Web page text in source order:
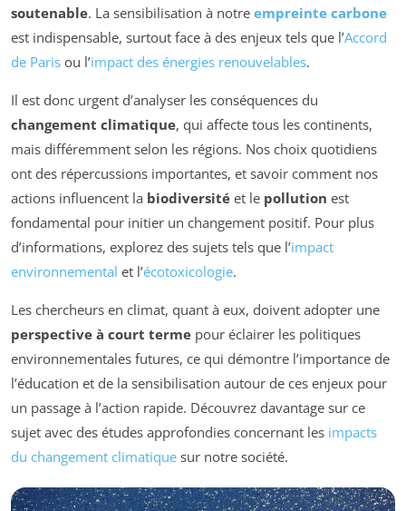
soutenable. La sensibilisation à notre empreinte carbone
est indispensable, surtout face à des enjeux tels que l’Accord
de Paris ou l’impact des énergies renouvelables.
Il est donc urgent d’analyser les conséquences du
changement climatique, qui affecte tous les continents,
mais différemment selon les régions. Nos choix quotidiens
ont des répercussions importantes, et savoir comment nos
actions influencent la biodiversité et le pollution est
fondamental pour initier un changement positif. Pour plus
d’informations, explorez des sujets tels que l’impact
environnemental et l’écotoxicologie.
Les chercheurs en climat, quant à eux, doivent adopter une
perspective à court terme pour éclairer les politiques
environnementales futures, ce qui démontre l’importance de
l’éducation et de la sensibilisation autour de ces enjeux pour
un passage à l’action rapide. Découvrez davantage sur ce
sujet avec des études approfondies concernant les impacts
du changement climatique sur notre société.